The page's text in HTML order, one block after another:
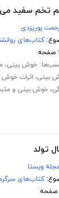
تخم سفید
رحمت پوریزدی
کتاب‌های
خوش بینی،
بینی، اثرات خوش
، خوش بینی و
تولد
مجله ویستا
کتاب‌های